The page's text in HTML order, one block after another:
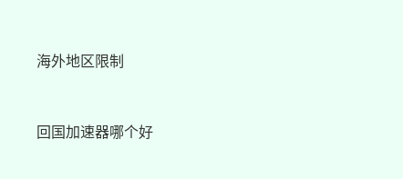
海外地区限制
回国加速器哪个好